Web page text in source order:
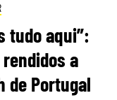
tudo aqui”:
a
de Portugal